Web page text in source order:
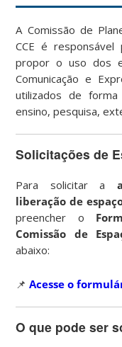
A Comissão de
CCE é responsável
propor o uso dos
Comunicação e
utilizados de
ensino, pesquisa,
Solicitações de
Para solicitar a
liberação de
preencher o
Comissão de
abaixo:
📌Acesse o
O que pode ser